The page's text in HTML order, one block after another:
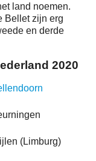
land noemen.
Bellet zijn erg
en derde
2020
(Limburg)